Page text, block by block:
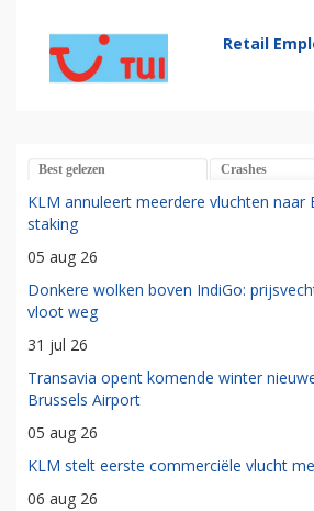
Retail
Best gelezen Crashes
KLM annuleert meerdere vluchten naar
staking
05 aug 26
Donkere wolken boven IndiGo:
vloot weg
31 jul 26
Transavia opent komende winter
Brussels Airport
05 aug 26
KLM stelt eerste commerciële vlucht
06 aug 26